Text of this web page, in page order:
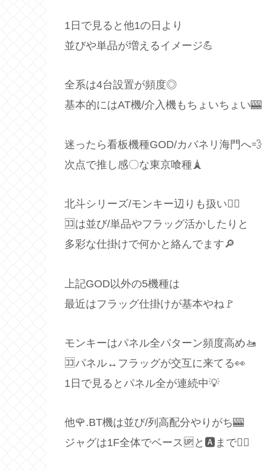
1日で見ると他1の日より
並びや単品が増えるイメージ💪
全系は4台設置が頻度◎
基本的にはAT機/介入機もちょいちょい🎰
迷ったら看板機種GOD/カバネリ海門へ💨
次点で推し感〇な東京喰種🗼
北斗シリーズ/モンキー辺りも扱い🙆‍♂️
🈁は並び/単品やフラッグ活かしたりと
多彩な仕掛けで何かと絡んでます🔎
上記GOD以外の5機種は
最近はフラッグ仕掛けが基本やね🚩
モンキーはパネル全パターン頻度高め🚤
🈁パネル↔フラッグが交互に来てる👀
1日で見るとパネル全が連続中💡
他🌹.BT機は並び/列高配分やりがち🎰
ジャグは1F全体でベース🆙と🅰️まで🙆‍♂️